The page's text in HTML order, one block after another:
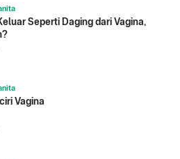
Seperti Daging dari Vagina,
Vagina